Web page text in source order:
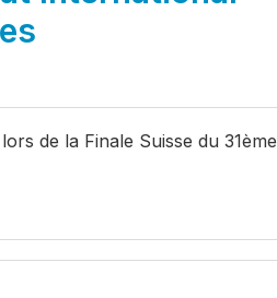
de la Finale Suisse du 31ème